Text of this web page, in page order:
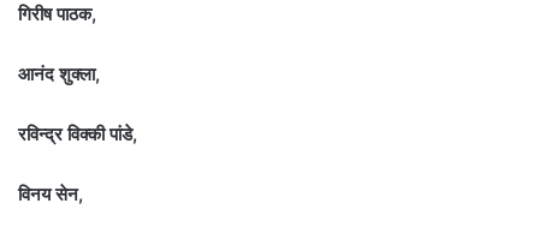
गिरीष पाठक,
आनंद शुक्ला,
रविन्द्र विक्की पांडे,
विनय सेन,